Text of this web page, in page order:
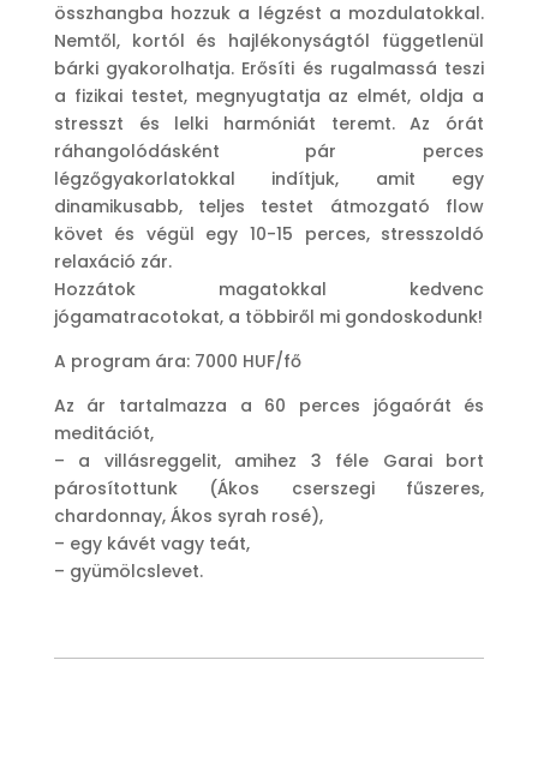
összhangba hozzuk a légzést a mozdulatokkal.
Nemtől, kortól és hajlékonyságtól függetlenül
bárki gyakorolhatja. Erősíti és rugalmassá teszi
a fizikai testet, megnyugtatja az elmét, oldja a
stresszt és lelki harmóniát teremt. Az órát
ráhangolódásként pár perces
légzőgyakorlatokkal indítjuk, amit egy
dinamikusabb, teljes testet átmozgató flow
követ és végül egy 10-15 perces, stresszoldó
relaxáció zár.
Hozzátok magatokkal kedvenc
jógamatracotokat, a többiről mi gondoskodunk!
A program ára: 7000 HUF/fő
Az ár tartalmazza a 60 perces jógaórát és
meditációt,
– a villásreggelit, amihez 3 féle Garai bort
párosítottunk (Ákos cserszegi fűszeres,
chardonnay, Ákos syrah rosé),
– egy kávét vagy teát,
– gyümölcslevet.